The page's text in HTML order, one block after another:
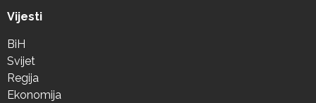
Vijesti
BiH
Svijet
Regija
Ekonomija